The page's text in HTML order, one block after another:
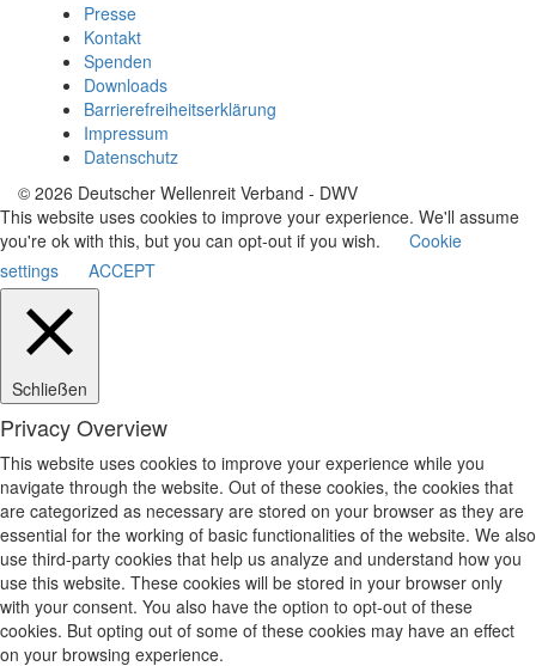
Presse
Kontakt
Spenden
Downloads
Barrierefreiheitserklärung
Impressum
Datenschutz
© 2026 Deutscher Wellenreit Verband - DWV
This website uses cookies to improve your experience. We'll assume
you're ok with this, but you can opt-out if you wish.
Cookie
settings
ACCEPT
Schließen
Privacy Overview
This website uses cookies to improve your experience while you
navigate through the website. Out of these cookies, the cookies that
are categorized as necessary are stored on your browser as they are
essential for the working of basic functionalities of the website. We also
use third-party cookies that help us analyze and understand how you
use this website. These cookies will be stored in your browser only
with your consent. You also have the option to opt-out of these
cookies. But opting out of some of these cookies may have an effect
on your browsing experience.